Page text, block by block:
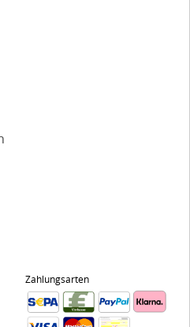
Zahlungsarten